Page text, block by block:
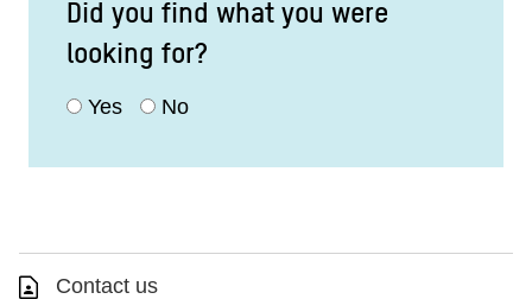
Did you find what you were
looking for?
Yes No
Contact us